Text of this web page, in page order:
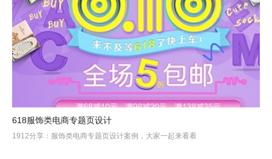
618服饰类电商专题页设计
1912分享：服饰类电商专题页设计案例，大家一起来看看